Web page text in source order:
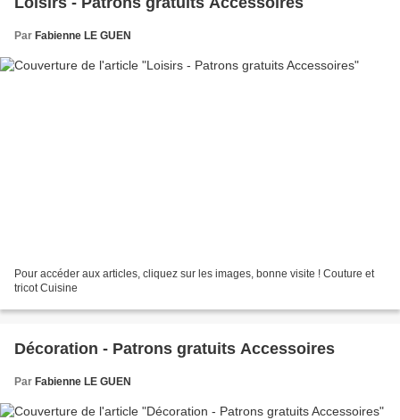
Par Fabienne LE GUEN
Pour accéder aux articles, cliquez sur les images, bonne visite ! Couture et
tricot Cuisine
Décoration - Patrons gratuits Accessoires
Par Fabienne LE GUEN